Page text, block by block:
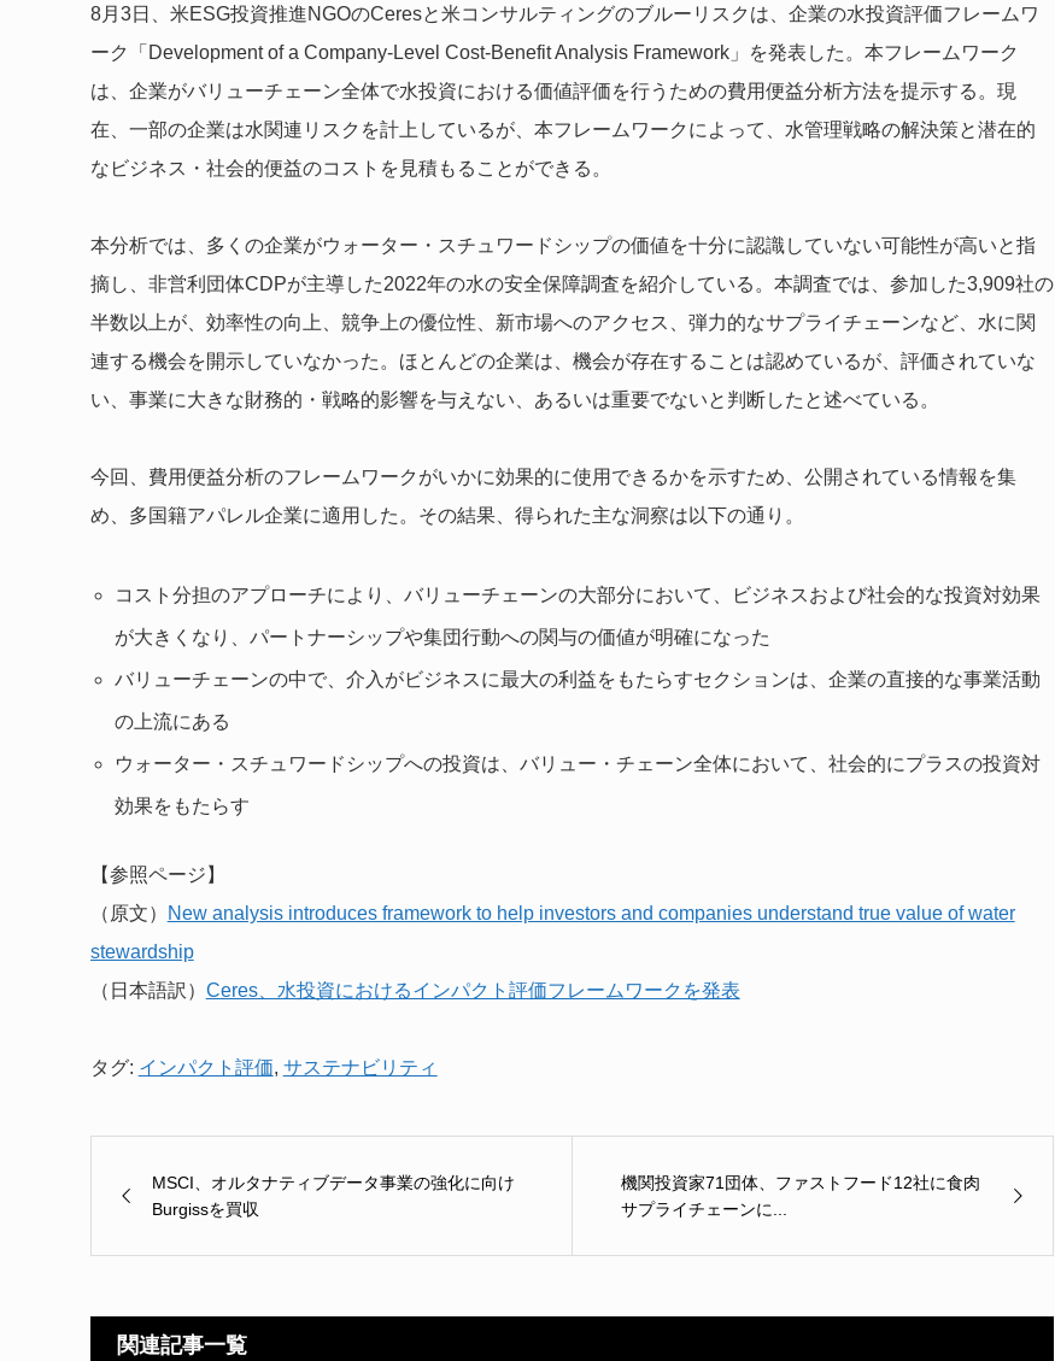
8月3日、米ESG投資推進NGOのCeresと米コンサルティングのブルーリスクは、企業の水投資評価フレームワ
ーク「Development of a Company-Level Cost-Benefit Analysis Framework」を発表した。本フレームワーク
は、企業がバリューチェーン全体で水投資における価値評価を行うための費用便益分析方法を提示する。現
在、一部の企業は水関連リスクを計上しているが、本フレームワークによって、水管理戦略の解決策と潜在的
なビジネス・社会的便益のコストを見積もることができる。
本分析では、多くの企業がウォーター・スチュワードシップの価値を十分に認識していない可能性が高いと指
摘し、非営利団体CDPが主導した2022年の水の安全保障調査を紹介している。本調査では、参加した3,909社の
半数以上が、効率性の向上、競争上の優位性、新市場へのアクセス、弾力的なサプライチェーンなど、水に関
連する機会を開示していなかった。ほとんどの企業は、機会が存在することは認めているが、評価されていな
い、事業に大きな財務的・戦略的影響を与えない、あるいは重要でないと判断したと述べている。
今回、費用便益分析のフレームワークがいかに効果的に使用できるかを示すため、公開されている情報を集
め、多国籍アパレル企業に適用した。その結果、得られた主な洞察は以下の通り。
コスト分担のアプローチにより、バリューチェーンの大部分において、ビジネスおよび社会的な投資対効果
が大きくなり、パートナーシップや集団行動への関与の価値が明確になった
バリューチェーンの中で、介入がビジネスに最大の利益をもたらすセクションは、企業の直接的な事業活動
の上流にある
ウォーター・スチュワードシップへの投資は、バリュー・チェーン全体において、社会的にプラスの投資対
効果をもたらす
【参照ページ】
（原文）
New analysis introduces framework to help investors and companies understand true value of water
stewardship
（日本語訳） Ceres、水投資におけるインパクト評価フレームワークを発表
タグ: インパクト評価, サステナビリティ
MSCI、オルタナティブデータ事業の強化に向け
Burgissを買収
機関投資家71団体、ファストフード12社に食肉
サプライチェーンに...
関連記事一覧